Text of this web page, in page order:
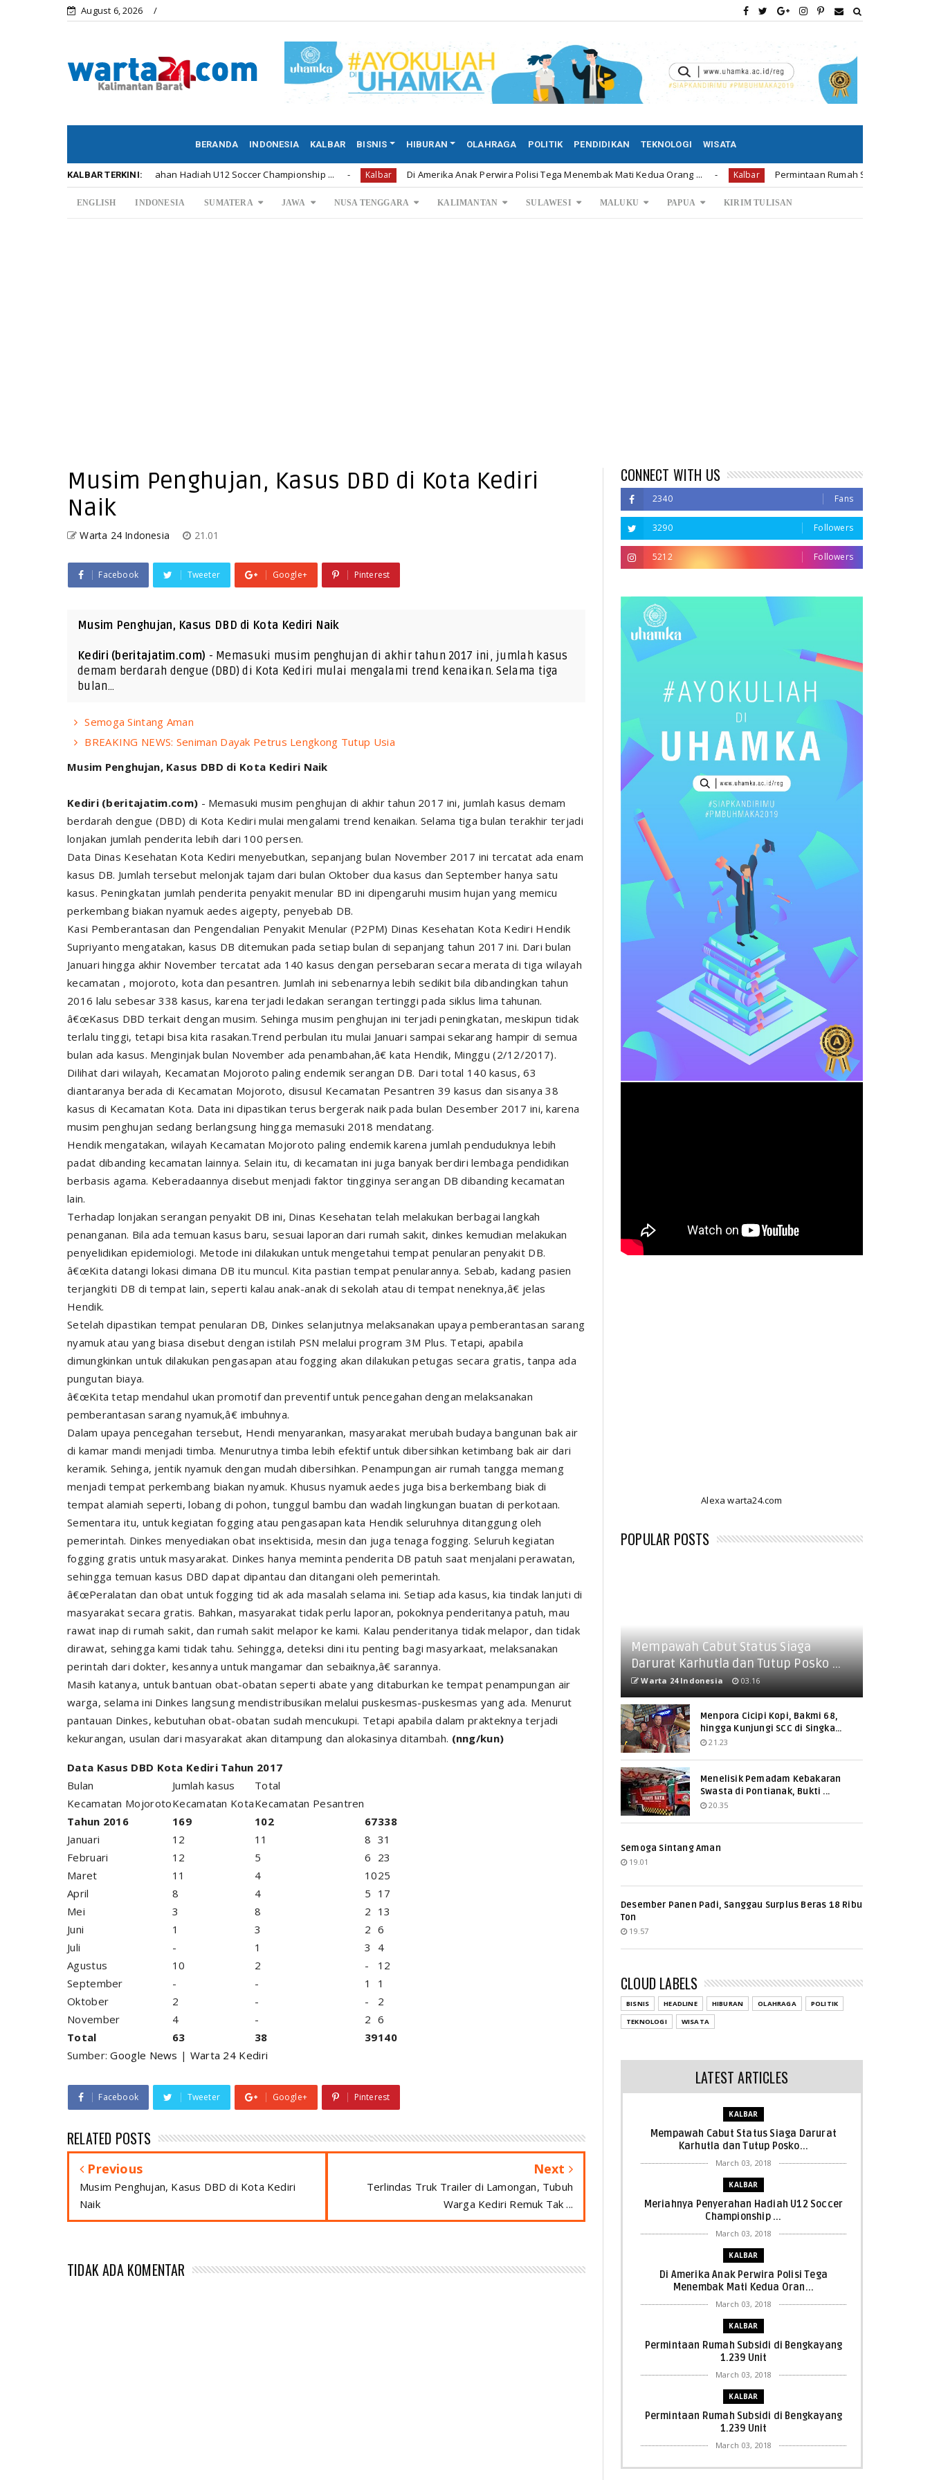
August 6, 2026
BERANDA INDONESIA KALBAR BISNIS HIBURAN OLAHRAGA POLITIK PENDIDIKAN TEKNOLOGI WISATA
KALBAR TERKINI:
Meriahnya Penyerahan Hadiah U12 Soccer Championship ... Kalbar Di Amerika Anak Perwira Polisi Tega Menembak Mati Kedua Orang ... Kalbar Permintaan Rumah Subsidi di Bengkayang
ENGLISH INDONESIA SUMATERA JAWA NUSA TENGGARA KALIMANTAN SULAWESI MALUKU PAPUA KIRIM TULISAN
Musim Penghujan, Kasus DBD di Kota Kediri
Naik
Warta 24 Indonesia 21.01
Facebook Tweeter Google+ Pinterest
Musim Penghujan, Kasus DBD di Kota Kediri Naik
Kediri (beritajatim.com) - Memasuki musim penghujan di akhir tahun 2017 ini, jumlah kasus
demam berdarah dengue (DBD) di Kota Kediri mulai mengalami trend kenaikan. Selama tiga
bulan…
Semoga Sintang Aman
BREAKING NEWS: Seniman Dayak Petrus Lengkong Tutup Usia
Musim Penghujan, Kasus DBD di Kota Kediri Naik
Kediri (beritajatim.com) - Memasuki musim penghujan di akhir tahun 2017 ini, jumlah kasus demam
berdarah dengue (DBD) di Kota Kediri mulai mengalami trend kenaikan. Selama tiga bulan terakhir terjadi
lonjakan jumlah penderita lebih dari 100 persen.
Data Dinas Kesehatan Kota Kediri menyebutkan, sepanjang bulan November 2017 ini tercatat ada enam
kasus DB. Jumlah tersebut melonjak tajam dari bulan Oktober dua kasus dan September hanya satu
kasus. Peningkatan jumlah penderita penyakit menular BD ini dipengaruhi musim hujan yang memicu
perkembang biakan nyamuk aedes aigepty, penyebab DB.
Kasi Pemberantasan dan Pengendalian Penyakit Menular (P2PM) Dinas Kesehatan Kota Kediri Hendik
Supriyanto mengatakan, kasus DB ditemukan pada setiap bulan di sepanjang tahun 2017 ini. Dari bulan
Januari hingga akhir November tercatat ada 140 kasus dengan persebaran secara merata di tiga wilayah
kecamatan , mojoroto, kota dan pesantren. Jumlah ini sebenarnya lebih sedikit bila dibandingkan tahun
2016 lalu sebesar 338 kasus, karena terjadi ledakan serangan tertinggi pada siklus lima tahunan.
â€œKasus DBD terkait dengan musim. Sehinga musim penghujan ini terjadi peningkatan, meskipun tidak
terlalu tinggi, tetapi bisa kita rasakan.Trend perbulan itu mulai Januari sampai sekarang hampir di semua
bulan ada kasus. Menginjak bulan November ada penambahan,â€ kata Hendik, Minggu (2/12/2017).
Dilihat dari wilayah, Kecamatan Mojoroto paling endemik serangan DB. Dari total 140 kasus, 63
diantaranya berada di Kecamatan Mojoroto, disusul Kecamatan Pesantren 39 kasus dan sisanya 38
kasus di Kecamatan Kota. Data ini dipastikan terus bergerak naik pada bulan Desember 2017 ini, karena
musim penghujan sedang berlangsung hingga memasuki 2018 mendatang.
Hendik mengatakan, wilayah Kecamatan Mojoroto paling endemik karena jumlah penduduknya lebih
padat dibanding kecamatan lainnya. Selain itu, di kecamatan ini juga banyak berdiri lembaga pendidikan
berbasis agama. Keberadaannya disebut menjadi faktor tingginya serangan DB dibanding kecamatan
lain.
Terhadap lonjakan serangan penyakit DB ini, Dinas Kesehatan telah melakukan berbagai langkah
penanganan. Bila ada temuan kasus baru, sesuai laporan dari rumah sakit, dinkes kemudian melakukan
penyelidikan epidemiologi. Metode ini dilakukan untuk mengetahui tempat penularan penyakit DB.
â€œKita datangi lokasi dimana DB itu muncul. Kita pastian tempat penularannya. Sebab, kadang pasien
terjangkiti DB di tempat lain, seperti kalau anak-anak di sekolah atau di tempat neneknya,â€ jelas
Hendik.
Setelah dipastikan tempat penularan DB, Dinkes selanjutnya melaksanakan upaya pemberantasan sarang
nyamuk atau yang biasa disebut dengan istilah PSN melalui program 3M Plus. Tetapi, apabila
dimungkinkan untuk dilakukan pengasapan atau fogging akan dilakukan petugas secara gratis, tanpa ada
pungutan biaya.
â€œKita tetap mendahul ukan promotif dan preventif untuk pencegahan dengan melaksanakan
pemberantasan sarang nyamuk,â€ imbuhnya.
Dalam upaya pencegahan tersebut, Hendi menyarankan, masyarakat merubah budaya bangunan bak air
di kamar mandi menjadi timba. Menurutnya timba lebih efektif untuk dibersihkan ketimbang bak air dari
keramik. Sehinga, jentik nyamuk dengan mudah dibersihkan. Penampungan air rumah tangga memang
menjadi tempat perkembang biakan nyamuk. Khusus nyamuk aedes juga bisa berkembang biak di
tempat alamiah seperti, lobang di pohon, tunggul bambu dan wadah lingkungan buatan di perkotaan.
Sementara itu, untuk kegiatan fogging atau pengasapan kata Hendik seluruhnya ditanggung oleh
pemerintah. Dinkes menyediakan obat insektisida, mesin dan juga tenaga fogging. Seluruh kegiatan
fogging gratis untuk masyarakat. Dinkes hanya meminta penderita DB patuh saat menjalani perawatan,
sehingga temuan kasus DBD dapat dipantau dan ditangani oleh pemerintah.
â€œPeralatan dan obat untuk fogging tid ak ada masalah selama ini. Setiap ada kasus, kia tindak lanjuti di
masyarakat secara gratis. Bahkan, masyarakat tidak perlu laporan, pokoknya penderitanya patuh, mau
rawat inap di rumah sakit, dan rumah sakit melapor ke kami. Kalau penderitanya tidak melapor, dan tidak
dirawat, sehingga kami tidak tahu. Sehingga, deteksi dini itu penting bagi masyarkaat, melaksanakan
perintah dari dokter, kesannya untuk mangamar dan sebaiknya,â€ sarannya.
Masih katanya, untuk bantuan obat-obatan seperti abate yang ditaburkan ke tempat penampungan air
warga, selama ini Dinkes langsung mendistribusikan melalui puskesmas-puskesmas yang ada. Menurut
pantauan Dinkes, kebutuhan obat-obatan sudah mencukupi. Tetapi apabila dalam prakteknya terjadi
kekurangan, usulan dari masyarakat akan ditampung dan alokasinya ditambah. (nng/kun)
Data Kasus DBD Kota Kediri Tahun 2017
Bulan
Jumlah kasus
Total
Kecamatan MojorotoKecamatan KotaKecamatan Pesantren
Tahun 2016
169 102 67338
Januari
12 11 8 31
Februari
12 5 6 23
Maret
11 4 1025
April
8 4 5 17
Mei
3 8 2 13
Juni
1 3 2 6
Juli
- 1 3
4
Agustus
10 2 -
12
September
- - 1
1
Oktober
2 - -
2
November
4 - 2 6
Total
63 38 39140
Sumber:Google News | Warta 24 Kediri
Facebook Tweeter Google+ Pinterest
RELATED POSTS
Previous
Musim Penghujan, Kasus DBD di Kota Kediri
Naik
Next
Terlindas Truk Trailer di Lamongan, Tubuh
Warga Kediri Remuk Tak ...
TIDAK ADA KOMENTAR
CONNECT WITH US
2340 Fans
3290 Followers
5212 Followers
Alexa warta24.com
POPULAR POSTS
Mempawah Cabut Status Siaga
Darurat Karhutla dan Tutup Posko ...
Warta 24 Indonesia 03.16
Menpora Cicipi Kopi, Bakmi 68,
hingga Kunjungi SCC di Singka...
21.23
Menelisik Pemadam Kebakaran
Swasta di Pontianak, Bukti ...
20.35
Semoga Sintang Aman
19.01
Desember Panen Padi, Sanggau Surplus Beras 18 Ribu
Ton
19.57
CLOUD LABELS
BISNIS HEADLINE HIBURAN OLAHRAGA
POLITIK
TEKNOLOGI
WISATA
LATEST ARTICLES
KALBAR
Mempawah Cabut Status Siaga Darurat
Karhutla dan Tutup Posko...
March 03, 2018
KALBAR
Meriahnya Penyerahan Hadiah U12 Soccer
Championship ...
March 03, 2018
KALBAR
Di Amerika Anak Perwira Polisi Tega
Menembak Mati Kedua Oran...
March 03, 2018
KALBAR
Permintaan Rumah Subsidi di Bengkayang
1.239 Unit
March 03, 2018
KALBAR
Permintaan Rumah Subsidi di Bengkayang
1.239 Unit
March 03, 2018
KALBAR